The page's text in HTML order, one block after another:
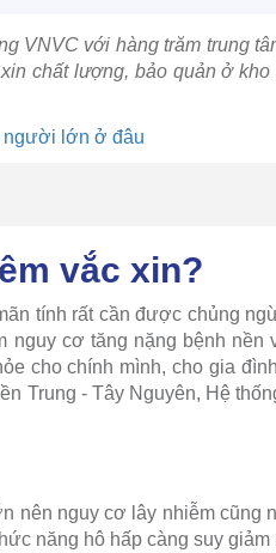
VNVC với hàng trăm trung
chất lượng, bảo quản ở kho
vắc xin?
tính rất cần được chủng
nguy cơ tăng nặng bệnh
cho chính mình, cho gia
Trung - Tây Nguyên, Hệ
nên nguy cơ lây nhiễm cũng
năng hô hấp càng suy